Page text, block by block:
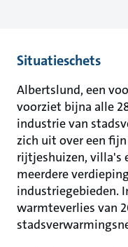
Situatieschets
Albertslund, een
voorziet bijna alle
industrie van
zich uit over een
rijtjeshuizen, villa's
meerdere
industriegebieden.
warmteverlies van